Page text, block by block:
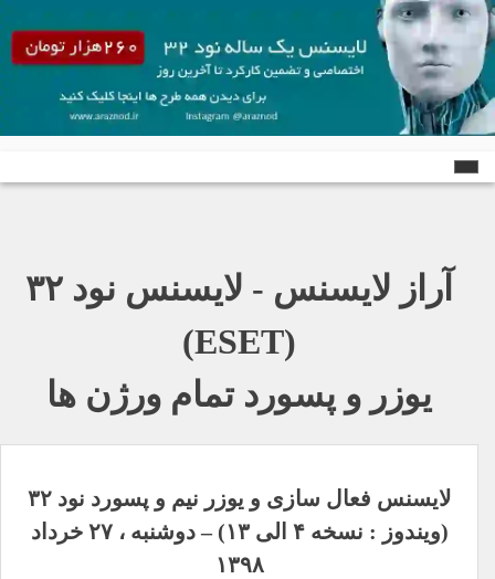
آراز لایسنس - لایسنس نود ٣٢
(ESET)
یوزر و پسورد تمام ورژن ها
لایسنس فعال سازی و یوزر نیم و پسورد نود ۳۲
(ویندوز : نسخه ۴ الی ۱۳) – دوشنبه ، ۲۷ خرداد
۱۳۹۸
راهبری
نوشته